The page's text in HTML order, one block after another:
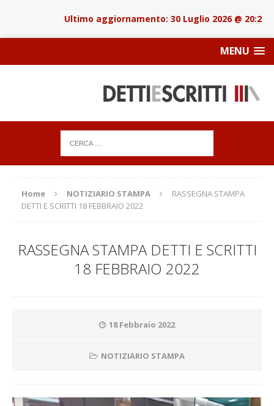
30 Luglio 2026 @ 20:22
MENU
Home NOTIZIARIO STAMPA
RASSEGNA STAMPA
DETTI E SCRITTI 18 FEBBRAIO 2022
RASSEGNA STAMPA DETTI E SCRITTI
18 FEBBRAIO 2022
18 Febbraio 2022
NOTIZIARIO STAMPA